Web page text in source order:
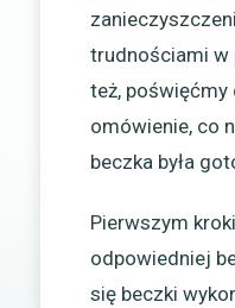
trudnościami w
też, poświęćmy
omówienie, co
beczka była
Pierwszym
odpowiedniej
się beczki